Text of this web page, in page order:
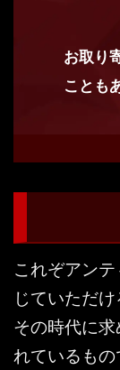
お取り
ことも
これぞアン
じていただけ
その時代に
れているも